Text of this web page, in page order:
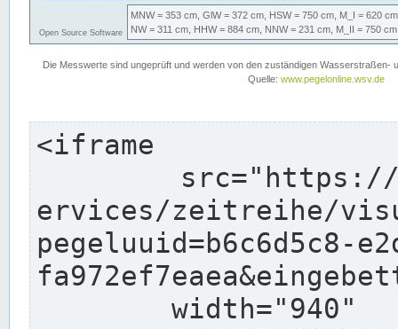
<iframe
ervices/zeitreihe/
pegeluuid=b6c6d5c8-